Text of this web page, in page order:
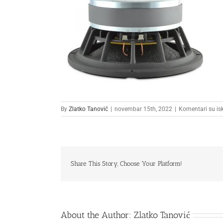
By Zlatko Tanović | novembar 15th, 2022 | Komentari su
Share This Story, Choose Your Platform!
About the Author: Zlatko Tanović